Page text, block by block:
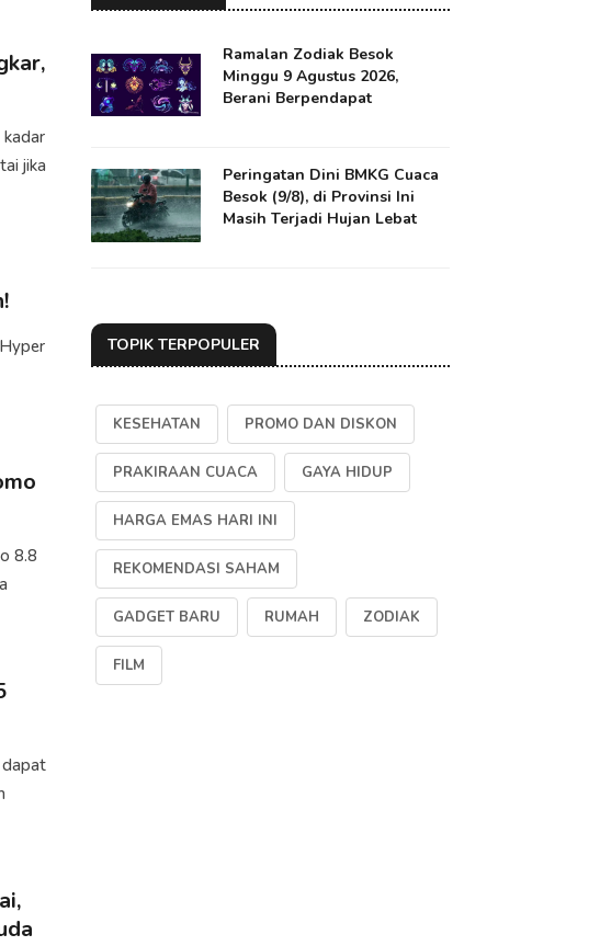
jika
8.8
dapat
Ramalan Zodiak Besok
Minggu 9 Agustus 2026,
Berani Berpendapat
Peringatan Dini BMKG Cuaca
Besok (9/8), di Provinsi Ini
Masih Terjadi Hujan Lebat
TOPIK TERPOPULER
KESEHATAN PROMO DAN DISKON
PRAKIRAAN CUACA GAYA HIDUP
HARGA EMAS HARI INI
REKOMENDASI SAHAM
GADGET BARU RUMAH ZODIAK
FILM